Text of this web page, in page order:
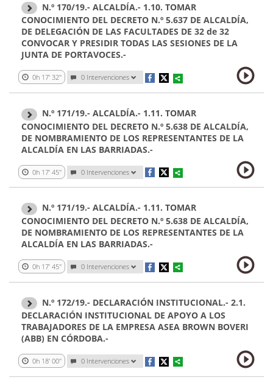
N.º 170/19.- ALCALDÍA.- 1.10. TOMAR
CONOCIMIENTO DEL DECRETO N.º 5.637 DE ALCALDÍA,
DE DELEGACIÓN DE LAS FACULTADES DE 32 de 32
CONVOCAR Y PRESIDIR TODAS LAS SESIONES DE LA
JUNTA DE PORTAVOCES.-
0h 17' 32'' 0 Intervenciones
N.º 171/19.- ALCALDÍA.- 1.11. TOMAR
CONOCIMIENTO DEL DECRETO N.º 5.638 DE ALCALDÍA,
DE NOMBRAMIENTO DE LOS REPRESENTANTES DE LA
ALCALDÍA EN LAS BARRIADAS.-
0h 17' 45'' 0 Intervenciones
N.º 171/19.- ALCALDÍA.- 1.11. TOMAR
CONOCIMIENTO DEL DECRETO N.º 5.638 DE ALCALDÍA,
DE NOMBRAMIENTO DE LOS REPRESENTANTES DE LA
ALCALDÍA EN LAS BARRIADAS.-
0h 17' 45'' 0 Intervenciones
N.º 172/19.- DECLARACIÓN INSTITUCIONAL.- 2.1.
DECLARACIÓN INSTITUCIONAL DE APOYO A LOS
TRABAJADORES DE LA EMPRESA ASEA BROWN BOVERI
(ABB) EN CÓRDOBA.-
0h 18' 00'' 0 Intervenciones